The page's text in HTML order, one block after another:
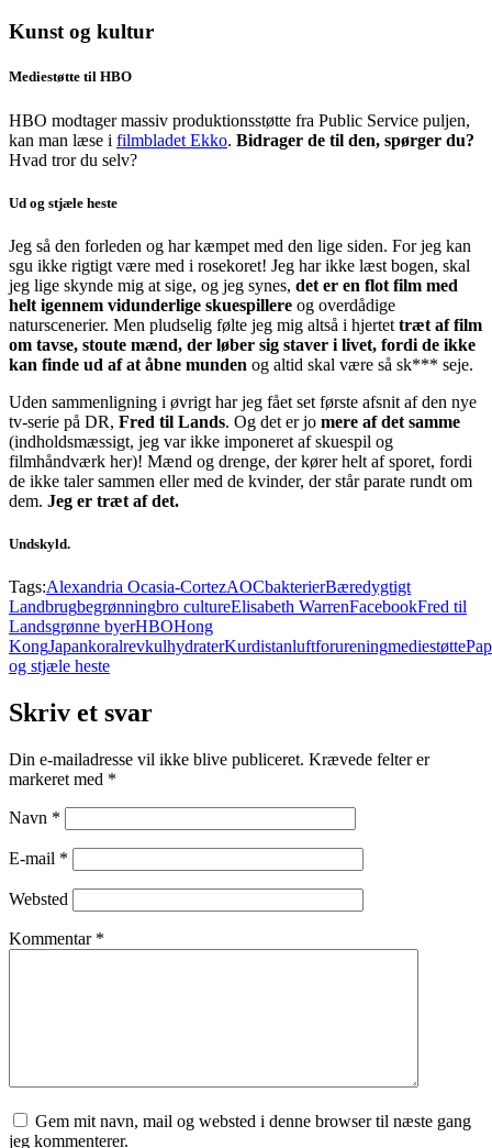
Kunst og kultur
Mediestøtte til HBO
HBO modtager massiv produktionsstøtte fra Public Service puljen,
kan man læse i filmbladet Ekko. Bidrager de til den, spørger du?
Hvad tror du selv?
Ud og stjæle heste
Jeg så den forleden og har kæmpet med den lige siden. For jeg kan
sgu ikke rigtigt være med i rosekoret! Jeg har ikke læst bogen, skal
jeg lige skynde mig at sige, og jeg synes, det er en flot film med
helt igennem vidunderlige skuespillere og overdådige
naturscenerier. Men pludselig følte jeg mig altså i hjertet træt af film
om tavse, stoute mænd, der løber sig staver i livet, fordi de ikke
kan finde ud af at åbne munden og altid skal være så sk*** seje.
Uden sammenligning i øvrigt har jeg fået set første afsnit af den nye
tv-serie på DR, Fred til Lands. Og det er jo mere af det samme
(indholdsmæssigt, jeg var ikke imponeret af skuespil og
filmhåndværk her)! Mænd og drenge, der kører helt af sporet, fordi
de ikke taler sammen eller med de kvinder, der står parate rundt om
dem. Jeg er træt af det.
Undskyld.
Tags:Alexandria Ocasia-CortezAOCbakterierBæredygtigt
Landbrugbegrønningbro cultureElisabeth WarrenFacebookFred til
Landsgrønne byerHBOHong
KongJapankoralrevkulhydraterKurdistanluftforureningmediestøtte
og stjæle heste
Skriv et svar
Din e-mailadresse vil ikke blive publiceret. Krævede felter er
markeret med *
Navn *
E-mail *
Websted
Kommentar *
Gem mit navn, mail og websted i denne browser til næste gang
jeg kommenterer.